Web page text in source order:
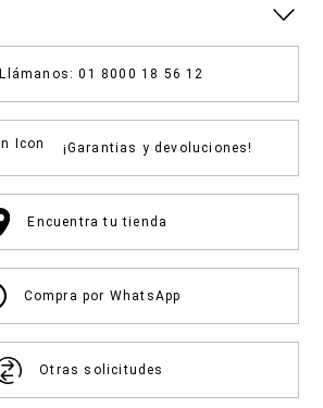
Llámanos: 01 8000 18 56 12
¡Garantias y devoluciones!
Encuentra tu tienda
Compra por WhatsApp
Otras solicitudes